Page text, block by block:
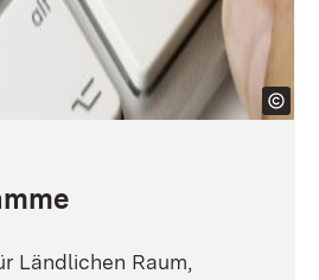
Ländlichen Raum,